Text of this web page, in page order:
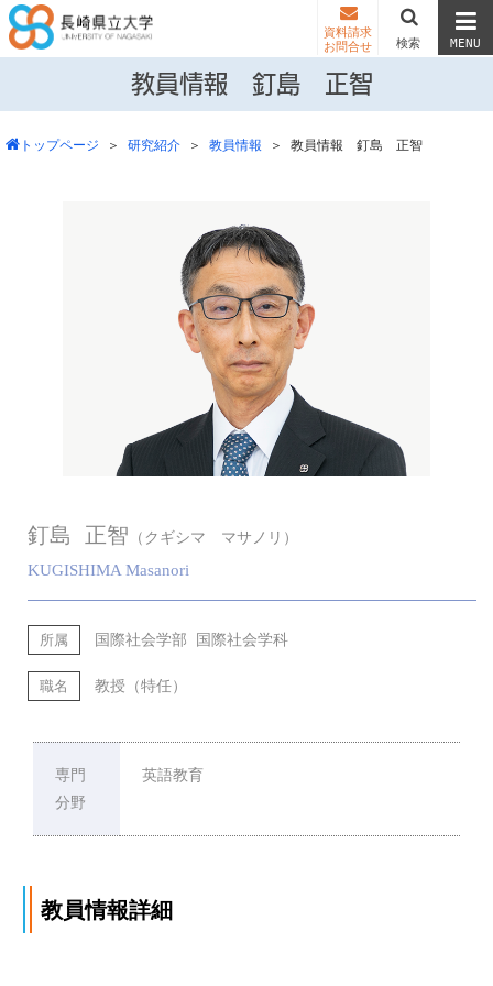

資料請求
お問合せ

検索 MENU
教員情報 釘島 正智
トップページ ＞ 研究紹介 ＞ 教員情報 ＞ 教員情報 釘島 正智
釘島 正智 （クギシマ マサノリ）
KUGISHIMA Masanori
所属 国際社会学部 国際社会学科
職名 教授（特任）
専門
分野
英語教育
教員情報詳細